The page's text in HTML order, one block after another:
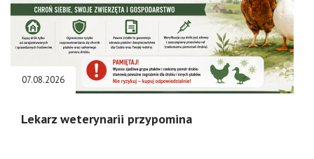
07.08.2026
Lekarz weterynarii przypomina